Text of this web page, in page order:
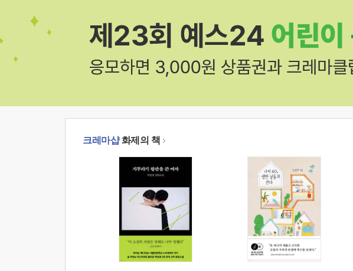
크레마샵화제의 책